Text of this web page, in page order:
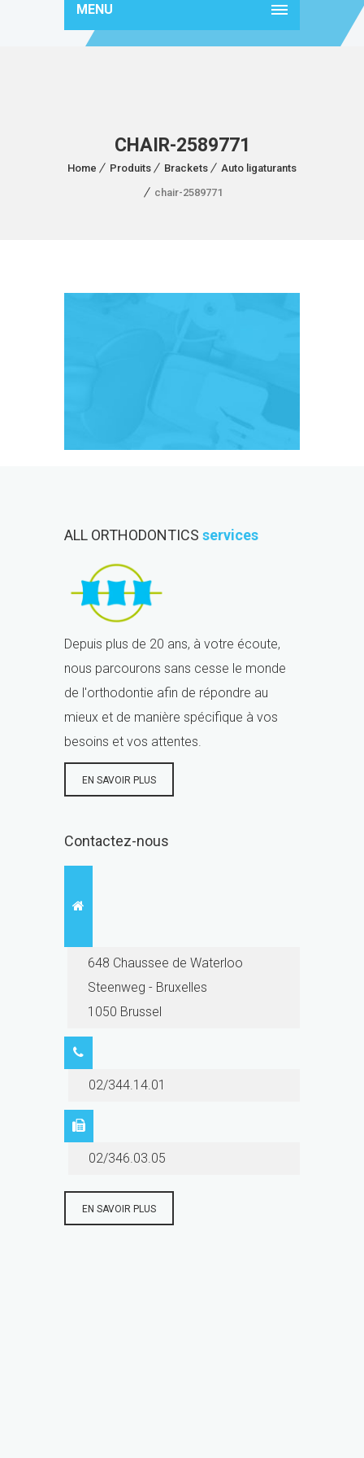
MENU
CHAIR-2589771
Home Produits Brackets
Auto ligaturants
chair-2589771
ALL ORTHODONTICS services
Depuis plus de 20 ans, à votre écoute,
nous parcourons sans cesse le monde
de l'orthodontie afin de répondre au
mieux et de manière spécifique à vos
besoins et vos attentes.
EN SAVOIR PLUS
Contactez-nous
648 Chaussee de Waterloo
Steenweg - Bruxelles
1050 Brussel
02/344.14.01
02/346.03.05
EN SAVOIR PLUS